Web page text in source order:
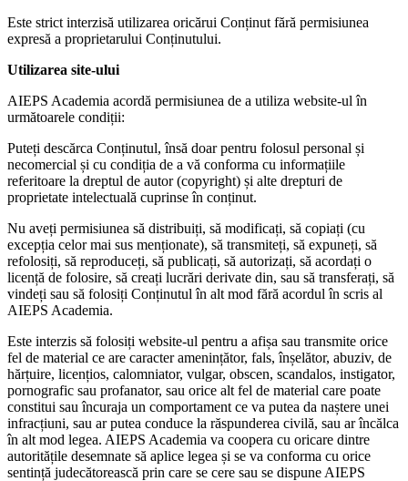
Este strict interzisă utilizarea oricărui Conținut fără permisiunea
expresă a proprietarului Conținutului.
Utilizarea site-ului
AIEPS Academia acordă permisiunea de a utiliza website-ul în
următoarele condiții:
Puteți descărca Conținutul, însă doar pentru folosul personal și
necomercial și cu condiția de a vă conforma cu informațiile
referitoare la dreptul de autor (copyright) și alte drepturi de
proprietate intelectuală cuprinse în conținut.
Nu aveți permisiunea să distribuiți, să modificați, să copiați (cu
excepția celor mai sus menționate), să transmiteți, să expuneți, să
refolosiți, să reproduceți, să publicați, să autorizați, să acordați o
licență de folosire, să creați lucrări derivate din, sau să transferați, să
vindeți sau să folosiți Conținutul în alt mod fără acordul în scris al
AIEPS Academia.
Este interzis să folosiți website-ul pentru a afișa sau transmite orice
fel de material ce are caracter amenințător, fals, înșelător, abuziv, de
hărțuire, licențios, calomniator, vulgar, obscen, scandalos, instigator,
pornografic sau profanator, sau orice alt fel de material care poate
constitui sau încuraja un comportament ce va putea da naștere unei
infracțiuni, sau ar putea conduce la răspunderea civilă, sau ar încălca
în alt mod legea. AIEPS Academia va coopera cu oricare dintre
autoritățile desemnate să aplice legea și se va conforma cu orice
sentință judecătorească prin care se cere sau se dispune AIEPS